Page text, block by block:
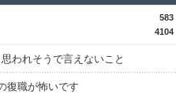
583
4104
われそうで言えないこと
復職が怖いです